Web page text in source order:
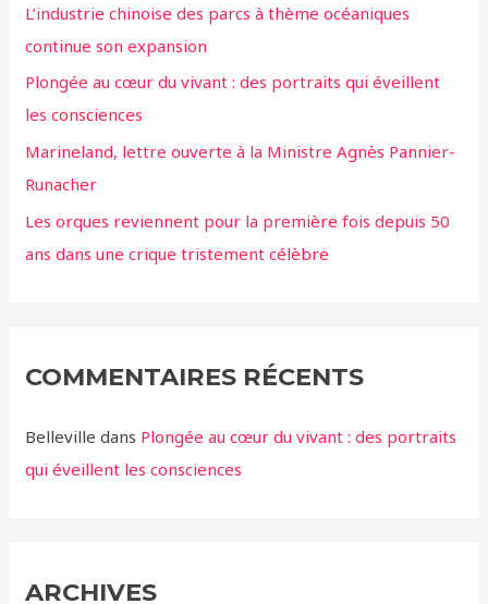
L’industrie chinoise des parcs à thème océaniques
continue son expansion
Plongée au cœur du vivant : des portraits qui éveillent
les consciences
Marineland, lettre ouverte à la Ministre Agnès Pannier-
Runacher
Les orques reviennent pour la première fois depuis 50
ans dans une crique tristement célèbre
COMMENTAIRES RÉCENTS
Belleville dans Plongée au cœur du vivant : des portraits
qui éveillent les consciences
ARCHIVES